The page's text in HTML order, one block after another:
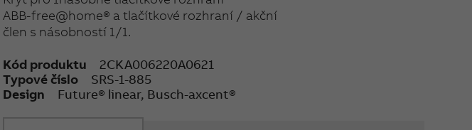
ABB-free@home® a tlačítkové rozhraní / akční
člen s násobností 1/1.
Kód produktu
2CKA006220A0621
Typové číslo
SRS-1-885
Design
Future® linear, Busch-axcent®